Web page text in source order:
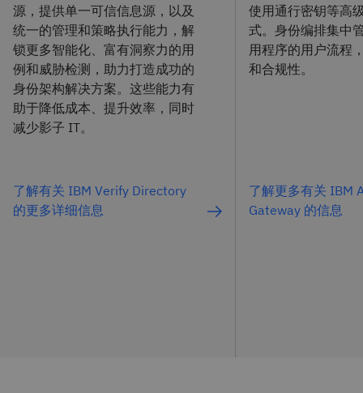
源，提供单一可信信息源，以及
统一的管理和策略执行能力，解
锁更多智能化、富有洞察力的用
例和威胁检测，助力打造成功的
身份架构解决方案。这些能力有
助于降低成本、提升效率，同时
减少影子 IT。
了解有关 IBM Verify Directory
的更多详细信息
使用通行密钥等高
式。身份编排集中
用程序的用户流程
和合规性。
了解更多有关 IBM
Gateway 的信息